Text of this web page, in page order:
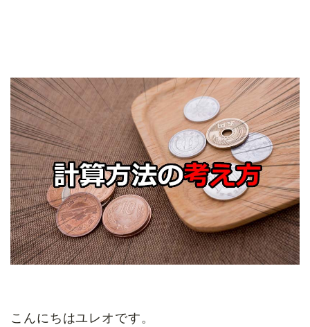
こんにちはユレオです。